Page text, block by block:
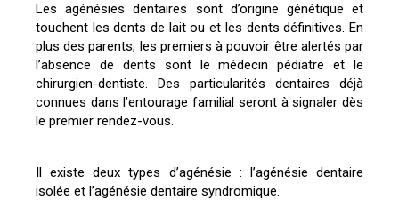
Les agénésies dentaires sont d’origine génétique et
touchent les dents de lait ou et les dents définitives. En
plus des parents, les premiers à pouvoir être alertés par
l’absence de dents sont le médecin pédiatre et le
chirurgien-dentiste. Des particularités dentaires déjà
connues dans l’entourage familial seront à signaler dès
le premier rendez-vous.
Il existe deux types d’agénésie : l’agénésie dentaire
isolée et l’agénésie dentaire syndromique.